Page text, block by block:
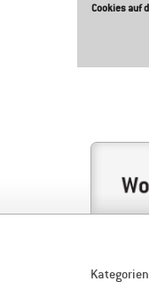
Cookies auf
Kategorien